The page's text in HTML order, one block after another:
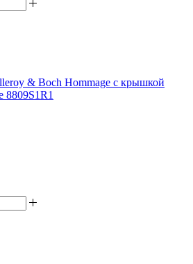
& Boch Hommage с крышкой
8809S1R1